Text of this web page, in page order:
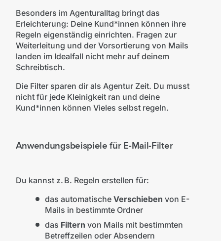
Besonders im Agenturalltag bringt das
Erleichterung: Deine Kund*innen können ihre
Regeln eigenständig einrichten. Fragen zur
Weiterleitung und der Vorsortierung von Mails
landen im Idealfall nicht mehr auf deinem
Schreibtisch.
Die Filter sparen dir als Agentur Zeit. Du musst
nicht für jede Kleinigkeit ran und deine
Kund*innen können Vieles selbst regeln.
Anwendungsbeispiele für E-Mail-Filter
Du kannst z. B. Regeln erstellen für:
das automatische Verschieben von E-
Mails in bestimmte Ordner
das Filtern von Mails mit bestimmten
Betreffzeilen oder Absendern